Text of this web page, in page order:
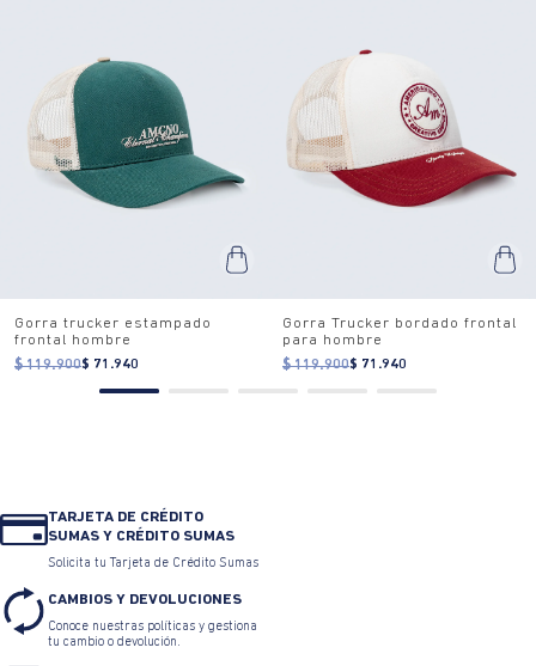
Gorra trucker estampado
frontal hombre
$ 119.900$ 71.940
Gorra Trucker bordado frontal
para hombre
$ 119.900$ 71.940
TARJETA DE CRÉDITO
SUMAS Y CRÉDITO SUMAS
Solicita tu Tarjeta de Crédito Sumas
CAMBIOS Y DEVOLUCIONES
Conoce nuestras políticas y gestiona
tu cambio o devolución.